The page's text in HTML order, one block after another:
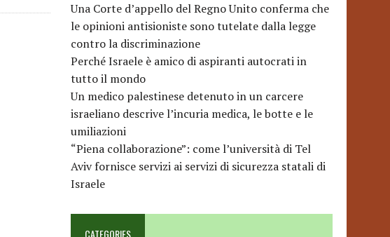
Una Corte d’appello del Regno Unito conferma che
le opinioni antisioniste sono tutelate dalla legge
contro la discriminazione
Perché Israele è amico di aspiranti autocrati in
tutto il mondo
Un medico palestinese detenuto in un carcere
israeliano descrive l’incuria medica, le botte e le
umiliazioni
“Piena collaborazione”: come l’università di Tel
Aviv fornisce servizi ai servizi di sicurezza statali di
Israele